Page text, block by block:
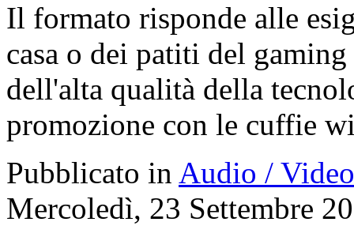
Il formato risponde alle
casa o dei patiti del
dell'alta qualità della
promozione con le cuffie
Pubblicato in Audio / Video
Mercoledì, 23 Settembre